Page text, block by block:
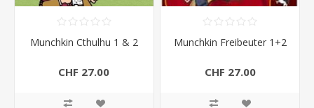
Munchkin Cthulhu 1 & 2
CHF 27.00
Munchkin Freibeuter 1+2
CHF 27.00